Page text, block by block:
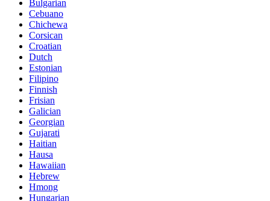
Bulgarian
Cebuano
Chichewa
Corsican
Croatian
Dutch
Estonian
Filipino
Finnish
Frisian
Galician
Georgian
Gujarati
Haitian
Hausa
Hawaiian
Hebrew
Hmong
Hungarian